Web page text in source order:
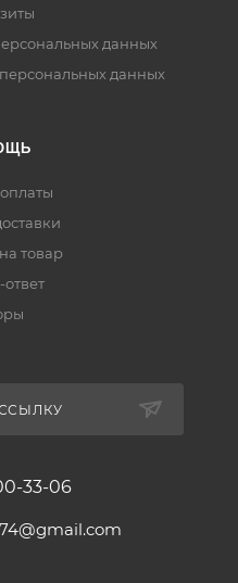
данных
данных
товар
33-06